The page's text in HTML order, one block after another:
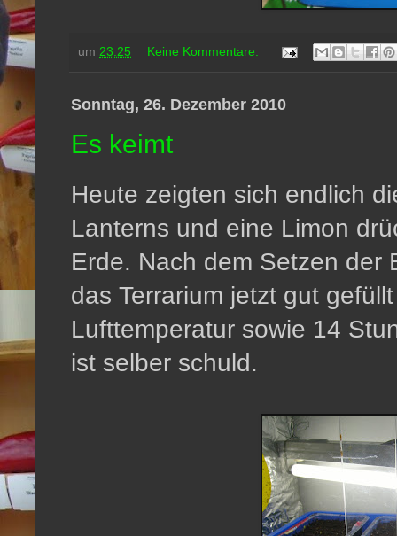
um 23:25 Keine Kommentare:
Sonntag, 26. Dezember 2010
Es keimt
Heute zeigten sich endlich
Lanterns und eine Limon
Erde. Nach dem Setzen der
das Terrarium jetzt gut
Lufttemperatur sowie 14
ist selber schuld.